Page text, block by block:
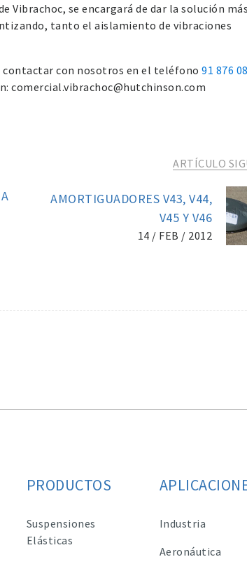
Vibrachoc, se encargará de dar la solución más
tanto el aislamiento de vibraciones
contactar con nosotros en el teléfono 91 876 08
comercial.vibrachoc@hutchinson.com
ARTÍCULO
AMORTIGUADORES V43, V44,
V45 Y V46
14 / FEB / 2012
PRODUCTOS
Suspensiones
Elásticas
Industria
Aeronáutica